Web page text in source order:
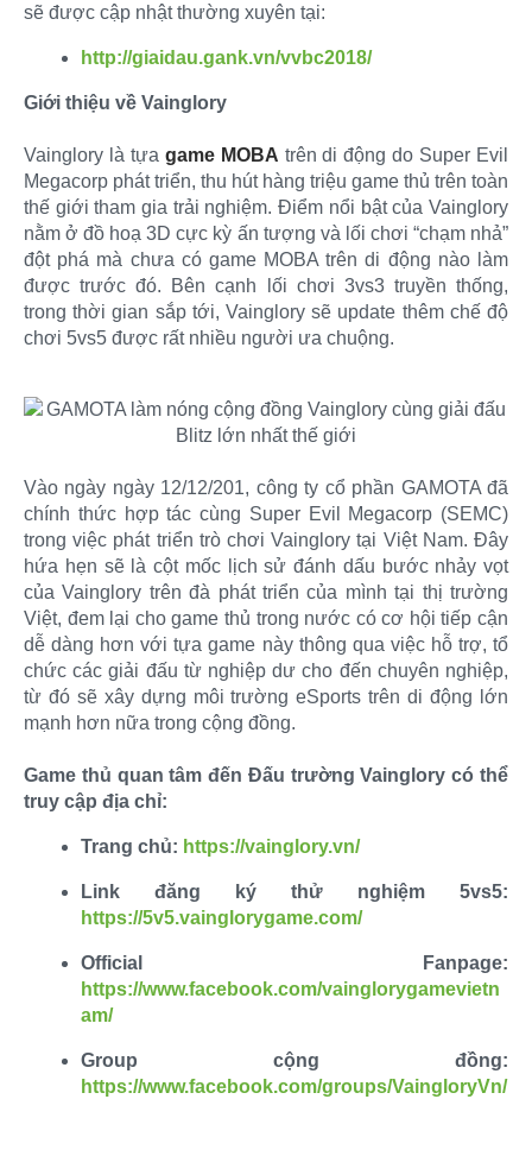
sẽ được cập nhật thường xuyên tại:​
http://giaidau.gank.vn/vvbc2018/
Giới thiệu về Vainglory
Vainglory là tựa game MOBA trên di động do Super Evil
Megacorp phát triển, thu hút hàng triệu game thủ trên toàn
thế giới tham gia trải nghiệm. Điểm nổi bật của Vainglory
nằm ở đồ hoạ 3D cực kỳ ấn tượng và lối chơi “chạm nhả”
đột phá mà chưa có game MOBA trên di động nào làm
được trước đó. Bên cạnh lối chơi 3vs3 truyền thống,
trong thời gian sắp tới, Vainglory sẽ update thêm chế độ
chơi 5vs5 được rất nhiều người ưa chuộng.
Vào ngày ngày 12/12/201, công ty cổ phần GAMOTA đã
chính thức hợp tác cùng Super Evil Megacorp (SEMC)
trong việc phát triển trò chơi Vainglory tại Việt Nam. Đây
hứa hẹn sẽ là cột mốc lịch sử đánh dấu bước nhảy vọt
của Vainglory trên đà phát triển của mình tại thị trường
Việt, đem lại cho game thủ trong nước có cơ hội tiếp cận
dễ dàng hơn với tựa game này thông qua việc hỗ trợ, tổ
chức các giải đấu từ nghiệp dư cho đến chuyên nghiệp,
từ đó sẽ xây dựng môi trường eSports trên di động lớn
mạnh hơn nữa trong cộng đồng.
Game thủ quan tâm đến Đấu trường Vainglory có thể
truy cập địa chỉ:
Trang chủ: https://vainglory.vn/
Link đăng ký thử nghiệm 5vs5:
https://5v5.vainglorygame.com/
Official Fanpage:
https://www.facebook.com/vainglorygamevietn
am/
Group cộng đồng:
https://www.facebook.com/groups/VaingloryVn/